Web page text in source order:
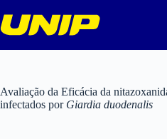
para
o
Avaliação da Eficácia da
infectados por Giardia duodenalis